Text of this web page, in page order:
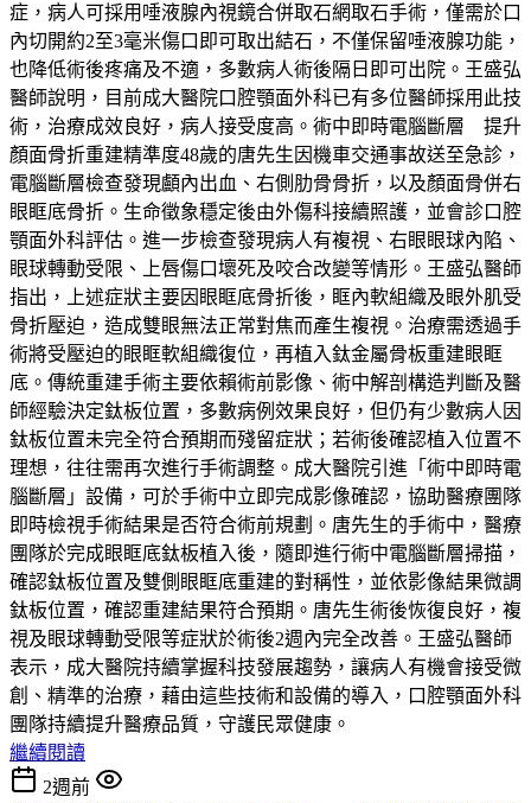
症，病人可採用唾液腺內視鏡合併取石網取石手術，僅需於口
內切開約2至3毫米傷口即可取出結石，不僅保留唾液腺功能，
也降低術後疼痛及不適，多數病人術後隔日即可出院。王盛弘
醫師說明，目前成大醫院口腔顎面外科已有多位醫師採用此技
術，治療成效良好，病人接受度高。術中即時電腦斷層 提升
顏面骨折重建精準度48歲的唐先生因機車交通事故送至急診，
電腦斷層檢查發現顱內出血、右側肋骨骨折，以及顏面骨併右
眼眶底骨折。生命徵象穩定後由外傷科接續照護，並會診口腔
顎面外科評估。進一步檢查發現病人有複視、右眼眼球內陷、
眼球轉動受限、上唇傷口壞死及咬合改變等情形。王盛弘醫師
指出，上述症狀主要因眼眶底骨折後，眶內軟組織及眼外肌受
骨折壓迫，造成雙眼無法正常對焦而產生複視。治療需透過手
術將受壓迫的眼眶軟組織復位，再植入鈦金屬骨板重建眼眶
底。傳統重建手術主要依賴術前影像、術中解剖構造判斷及醫
師經驗決定鈦板位置，多數病例效果良好，但仍有少數病人因
鈦板位置未完全符合預期而殘留症狀；若術後確認植入位置不
理想，往往需再次進行手術調整。成大醫院引進「術中即時電
腦斷層」設備，可於手術中立即完成影像確認，協助醫療團隊
即時檢視手術結果是否符合術前規劃。唐先生的手術中，醫療
團隊於完成眼眶底鈦板植入後，隨即進行術中電腦斷層掃描，
確認鈦板位置及雙側眼眶底重建的對稱性，並依影像結果微調
鈦板位置，確認重建結果符合預期。唐先生術後恢復良好，複
視及眼球轉動受限等症狀於術後2週內完全改善。王盛弘醫師
表示，成大醫院持續掌握科技發展趨勢，讓病人有機會接受微
創、精準的治療，藉由這些技術和設備的導入，口腔顎面外科
團隊持續提升醫療品質，守護民眾健康。
繼續閱讀
2週前